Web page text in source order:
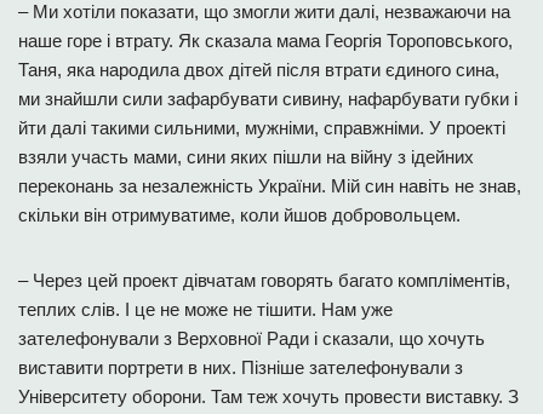
– Ми хотіли показати, що змогли жити далі, незважаючи на
наше горе і втрату. Як сказала мама Георгія Тороповського,
Таня, яка народила двох дітей після втрати єдиного сина,
ми знайшли сили зафарбувати сивину, нафарбувати губки і
йти далі такими сильними, мужніми, справжніми. У проекті
взяли участь мами, сини яких пішли на війну з ідейних
переконань за незалежність України. Мій син навіть не знав,
скільки він отримуватиме, коли йшов добровольцем.
– Через цей проект дівчатам говорять багато компліментів,
теплих слів. І це не може не тішити. Нам уже
зателефонували з Верховної Ради і сказали, що хочуть
виставити портрети в них. Пізніше зателефонували з
Університету оборони. Там теж хочуть провести виставку. З